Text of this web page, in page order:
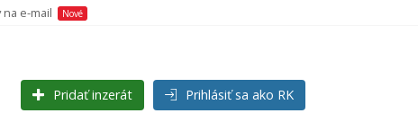
na e-mail Nové
Pridať inzerát Prihlásiť sa ako RK